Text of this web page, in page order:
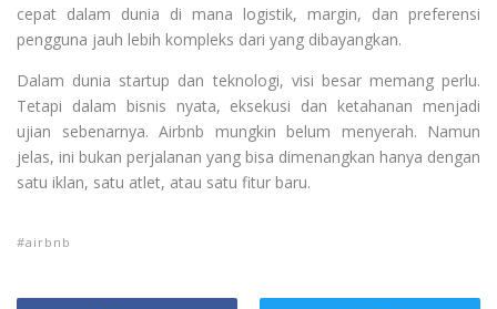
cepat dalam dunia di mana logistik, margin, dan preferensi
pengguna jauh lebih kompleks dari yang dibayangkan.
Dalam dunia startup dan teknologi, visi besar memang perlu.
Tetapi dalam bisnis nyata, eksekusi dan ketahanan menjadi
ujian sebenarnya. Airbnb mungkin belum menyerah. Namun
jelas, ini bukan perjalanan yang bisa dimenangkan hanya dengan
satu iklan, satu atlet, atau satu fitur baru.
airbnb